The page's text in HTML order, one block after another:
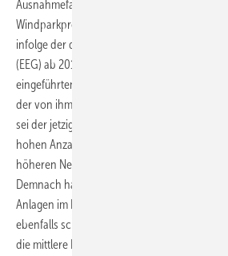
Ausnahmefall. Denn damals setzten die
Windparkprojektierer viele Vorhaben noch
infolge der damaligen Reform des
(EEG) ab 2017 diese Projekte zu schlechteren
eingeführten Ausschreibungssystem
der von ihm vorgenommenen
sei der jetzige Genehmigungsschub
hohen Anzahl neu genehmigter Anlagen als
höheren Nennleistungen neuer
Demnach hatten die im ersten Quartal 2021
Anlagen im Durschnitt eine Nennleistung von
ebenfalls schon 4,18 MW im ersten Quartal
die mittlere Nennleistung aller genehmigten